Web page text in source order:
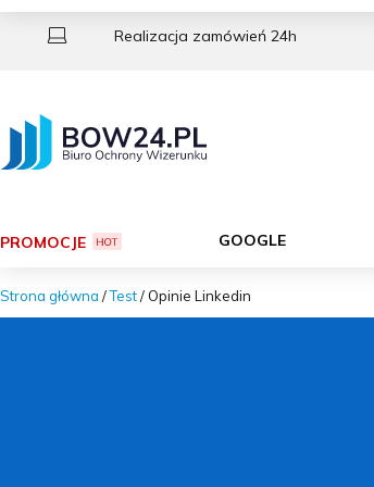
Skip
content
Realizacja zamówień 24h
PROMOCJE GOOGLE
Strona główna /Test/ Opinie Linkedin